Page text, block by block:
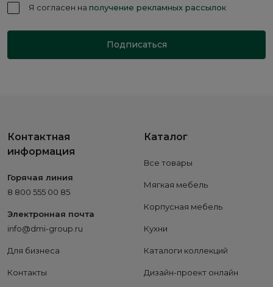
Я согласен на получение рекламных рассылок
Подписаться
Контактная
информация
Горячая линия
8 800 555 00 85
Электронная почта
info@dmi-group.ru
Для бизнеса
Контакты
Каталог
Все товары
Мягкая мебель
Корпусная мебель
Кухни
Каталоги коллекций
Дизайн-проект онлайн